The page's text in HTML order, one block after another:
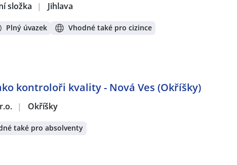
složka | Jihlava
Plný úvazek Vhodné také pro cizince
kontroloři kvality - Nová Ves (Okříšky)
| Okříšky
také pro absolventy